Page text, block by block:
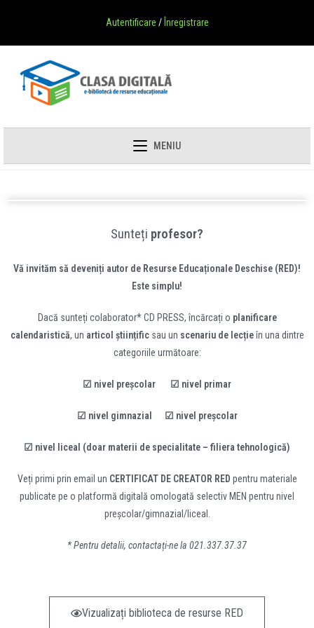
Autentificare / Înregistrare
MENIU
Sunteți profesor?
Vă invităm să deveniți autor de Resurse Educaționale Deschise (RED)!
Este simplu!
Dacă sunteți colaborator* CD PRESS, încărcați o planificare
calendaristică, un articol științificsau un scenariu de lecțieîn una dintre
categoriile următoare:
☑ nivel preșcolar ☑ nivel primar
☑ nivel gimnazial ☑ nivel preșcolar
☑ nivel liceal (doar materii de specialitate – filiera tehnologică)
Veți primi prin email un CERTIFICAT DE CREATOR RED pentru materiale
publicate pe o platformă digitală omologată selectiv MEN pentru nivel
preșcolar/gimnazial/liceal.
* Pentru detalii, contactați-ne la 021.337.37.37
Vizualizați biblioteca de resurse RED